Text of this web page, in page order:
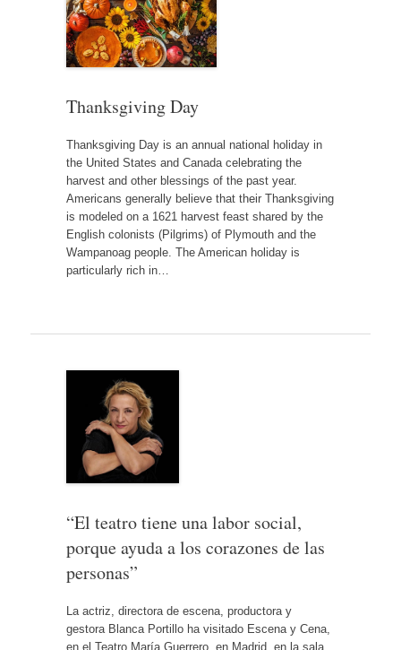
Thanksgiving Day
Thanksgiving Day is an annual national holiday in
the United States and Canada celebrating the
harvest and other blessings of the past year.
Americans generally believe that their Thanksgiving
is modeled on a 1621 harvest feast shared by the
English colonists (Pilgrims) of Plymouth and the
Wampanoag people. The American holiday is
particularly rich in…
“El teatro tiene una labor social,
porque ayuda a los corazones de las
personas”
La actriz, directora de escena, productora y
gestora Blanca Portillo ha visitado Escena y Cena,
en el Teatro María Guerrero, en Madrid, en la sala